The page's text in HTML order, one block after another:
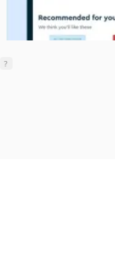
?